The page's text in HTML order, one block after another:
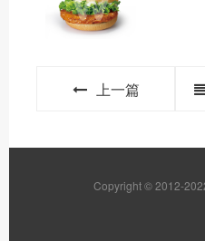
上一篇
Copyright © 2012-